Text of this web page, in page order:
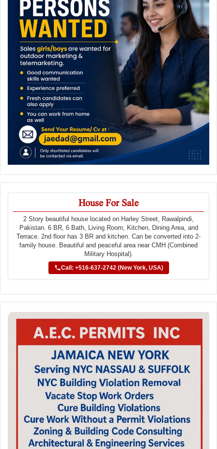
House For Sale
2 Story beautiful house located on Harley Street, Rawalpindi,
Pakistan. 6 BR, 6 Bath, Living Room, Kitchen, Dining Area, and
Terrace. 2nd floor has 3 BR and kitchen. Can be converted into 2-
family house. Beautiful and peaceful area near CMH (Combined
Military Hospital).
Call: +516-637-2742 (New York, USA)